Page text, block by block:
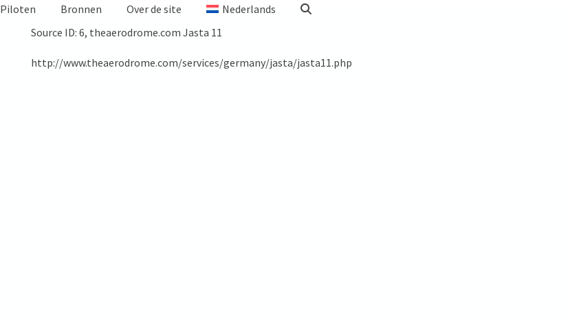
Piloten Bronnen Over de site
Nederlands
Source ID: 6, theaerodrome.com Jasta 11
http://www.theaerodrome.com/services/germany/jasta/jasta11.php